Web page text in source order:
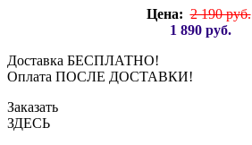
Цена: 2 190 руб.
1 890 руб.
Доставка БЕСПЛАТНО!
Оплата ПОСЛЕ ДОСТАВКИ!
Заказать
ЗДЕСЬ